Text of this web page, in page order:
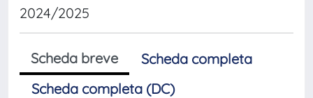
2024/2025
Scheda breve
Scheda completa
Scheda completa (DC)